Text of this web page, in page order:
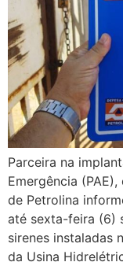
Parceira na
Emergência
de Petrolina
até sexta-feira (6)
sirenes instaladas
da Usina